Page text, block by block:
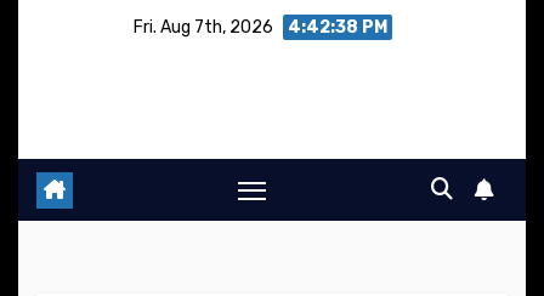
Fri. Aug 7th, 2026 4:42:38 PM